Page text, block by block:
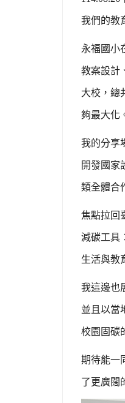
我們的教
永福國小
教案設計
大校，總
夠最大化
我的分享
開發國家
類全體合
焦點拉回
減碳工具
生活與教
我這邊也
並且以當
校園固碳
期待能一
了更廣闊